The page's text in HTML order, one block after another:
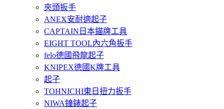
夾頭扳手
ANEX安耐適起子
CAPTAIN日本錨牌工具
EIGHT TOOL內六角扳手
felo德國飛龍起子
KNIPEX德國K牌工具
起子
TOHNICHI東日扭力扳手
NIWA鐘錶起子